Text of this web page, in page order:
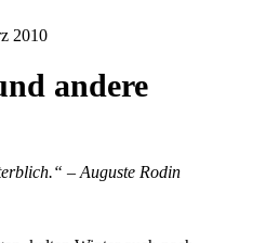
2010
andere
– Auguste Rodin